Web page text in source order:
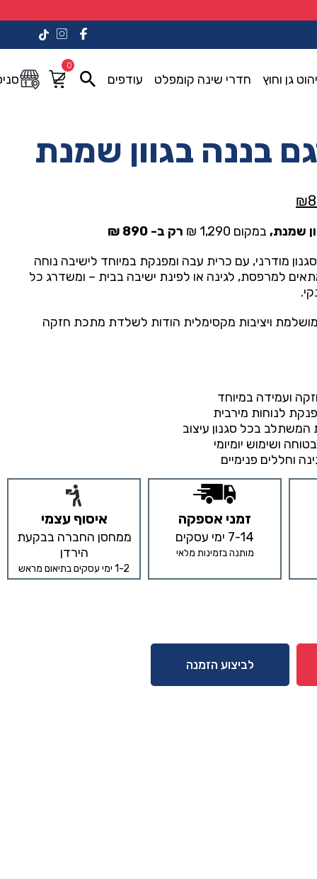
גן וחוץ חדרי שינה קומפלט עודפים
0
בננה בגוון שמנת
₪
הוא:
שמנת, במקום 1,290 ₪
רק ב- 890 ₪
מודרני, עם כרית עבה ומפנקת במיוחד לישיבה נוחה
למרפסת, לגינה או לפינת ישיבה בבית – ומשדרג כל
ויציבות מקסימלית הודות לשלדת מתכת חזקה
ועמידה במיוחד
לנוחות מירבית
המשתלב בכל סגנון עיצוב
ושימוש יומיומי
וחללים פנימיים
זמני אספקה
7-14 ימי עסקים
מותנה בזמינות מלאי
איסוף עצמי
ממחסן החברה בבקעת
הירדן
1-2 ימי עסקים בתיאום מראש
לביצוע הזמנה